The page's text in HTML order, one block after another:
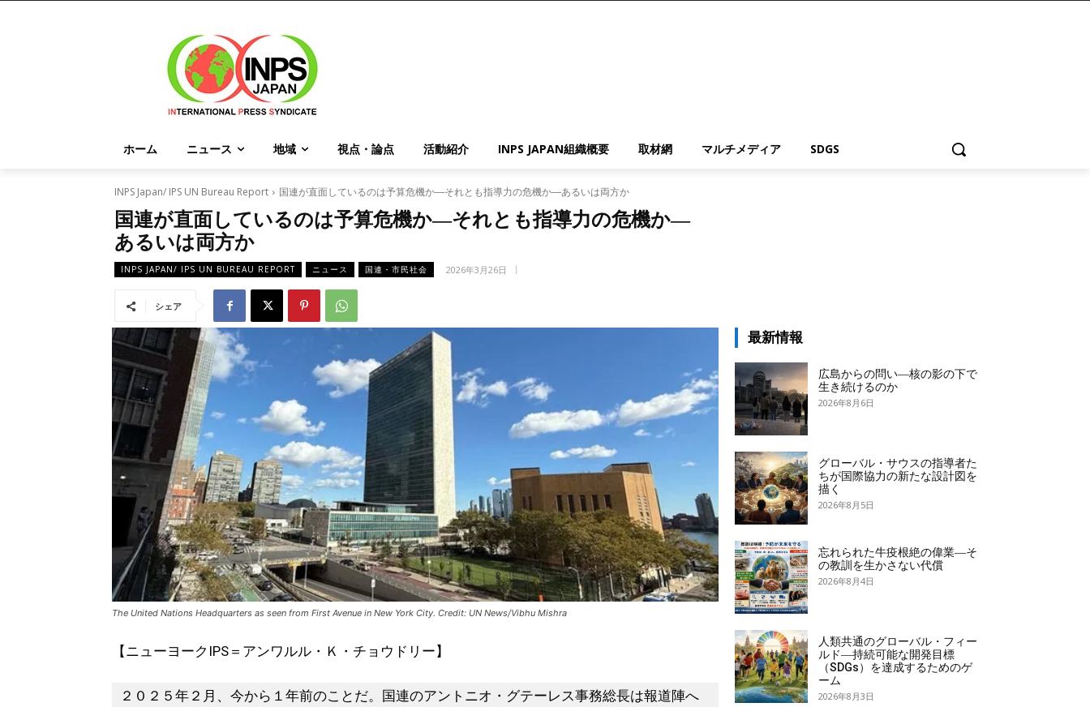
ホーム ニュース 地域 視点・論点 活動紹介 INPS JAPAN組織概要 取材網 マルチメディア SDGS
INPS Japan/ IPS UN Bureau Report 国連が直面しているのは予算危機か―それとも指導力の危機か―あるいは両方か
国連が直面しているのは予算危機か―それとも指導力の危機か―
あるいは両方か
INPS JAPAN/ IPS UN BUREAU REPORT ニュース 国連・市民社会 2026年3月26日
シェア
The United Nations Headquarters as seen from First Avenue in New York City. Credit: UN News/Vibhu Mishra
【ニューヨークIPS＝アンワルル・Ｋ・チョウドリー】
２０２５年２月、今から１年前のことだ。国連のアントニオ・グテーレス事務総長は報道陣へ
最新情報
広島からの問い―核の影の下で
生き続けるのか
2026年8月6日
グローバル・サウスの指導者た
ちが国際協力の新たな設計図を
描く
2026年8月5日
忘れられた牛疫根絶の偉業―そ
の教訓を生かさない代償
2026年8月4日
人類共通のグローバル・フィー
ルド―持続可能な開発目標
（SDGs）を達成するためのゲ
ーム
2026年8月3日